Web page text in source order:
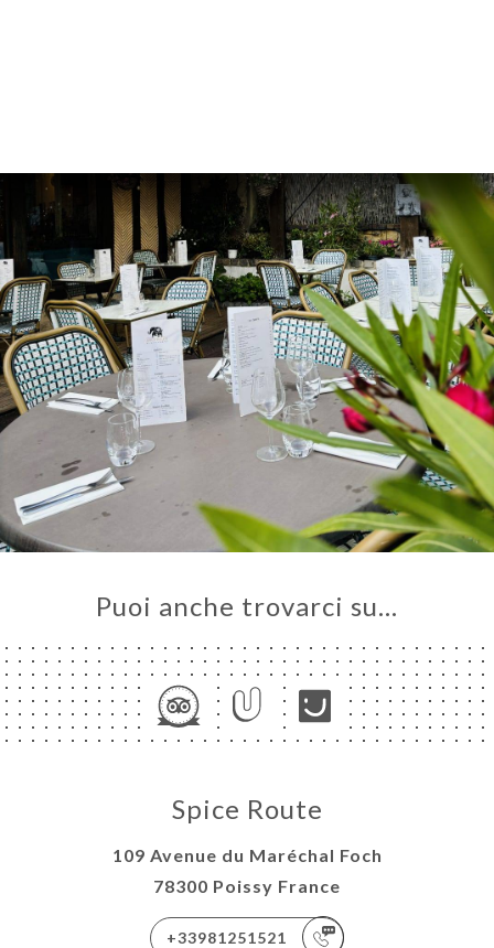
Puoi anche trovarci su…
Spice Route
109 Avenue du Maréchal Foch
78300 Poissy France
+33981251521